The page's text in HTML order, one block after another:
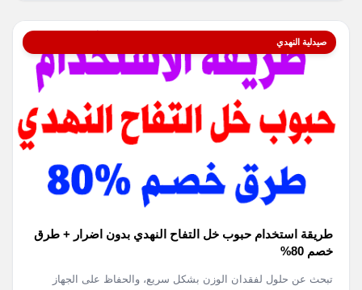
صيدلية النهدي
طريقة استخدام حبوب خل التفاح النهدي بدون اضرار + طرق
خصم 80%
تبحث عن حلول لفقدان الوزن بشكل سريع، والحفاظ على الجهاز